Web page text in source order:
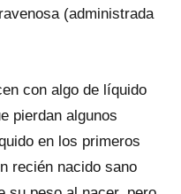
(administrada
con algo de líquido
pierdan algunos
en los primeros
recién nacido sano